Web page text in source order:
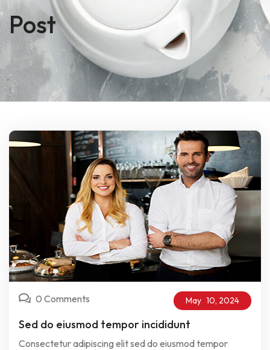
Post
0 Comments May 10, 2024
Sed do eiusmod tempor incididunt
Consectetur adipiscing elit sed do eiusmod tempor